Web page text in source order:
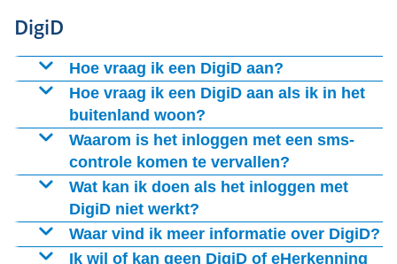
van de RDI heeft u een inlogmiddel nodig van minimaal
DigiD
Hoe vraag ik een DigiD aan?
U kunt uw DigiD aanvragen via
Hoe vraag ik een DigiD aan als ik in het
buitenland woon?
U vraagt DigiD vanuit het buitenland aan via
Waarom is het inloggen met een sms-
controle komen te vervallen?
In ons portaal verwerken we voor sommige bedrijven
zeer vertrouwelijke informatie. Om deze gegevens in te
kunnen zien, moeten bedrijven zich identificeren via
een inlogmethode die hoger beveiligd is dan de sms-
Wat kan ik doen als het inloggen met
DigiD niet werkt?
Bij de RDI kunt u alleen inloggen via de DigiD-app met
een eenmalige ID-check. Kunt u geen gebruik maken
Waar vind ik meer informatie over DigiD?
Meer informatie over
Ik wil of kan geen DigiD of eHerkenning